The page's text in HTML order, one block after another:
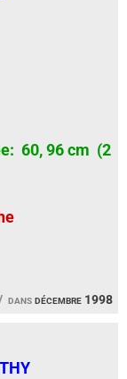
dansdécembre 1998
60, 96 cm (2